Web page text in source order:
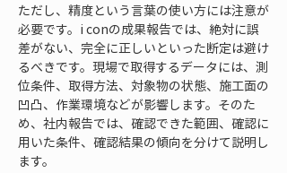
ただし、精度という言葉の使い方には注意が
必要です。i conの成果報告では、絶対に誤
差がない、完全に正しいといった断定は避け
るべきです。現場で取得するデータには、測
位条件、取得方法、対象物の状態、施工面の
凹凸、作業環境などが影響します。そのた
め、社内報告では、確認できた範囲、確認に
用いた条件、確認結果の傾向を分けて説明し
ます。